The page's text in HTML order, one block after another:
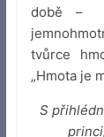
době –
tvůrce
„Hmota je
S